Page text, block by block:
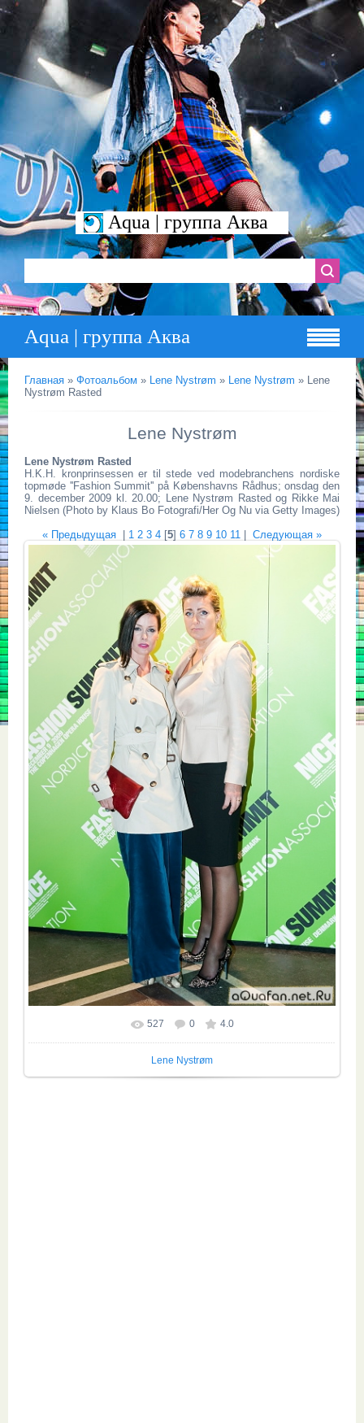
Aqua | группа Аква
Aqua | группа Аква
Главная » Фотоальбом » Lene Nystrøm » Lene Nystrøm » Lene
Nystrøm Rasted
Lene Nystrøm
Lene Nystrøm Rasted
H.K.H. kronprinsessen er til stede ved modebranchens nordiske
topmøde ''Fashion Summit'' på Købenshavns Rådhus; onsdag den
9. december 2009 kl. 20.00; Lene Nystrøm Rasted og Rikke Mai
Nielsen (Photo by Klaus Bo Fotografi/Her Og Nu via Getty Images)
« Предыдущая
1 2 3 4 [5] 6 7 8 9 10 11 Следующая »
527 0 4.0
Lene Nystrøm